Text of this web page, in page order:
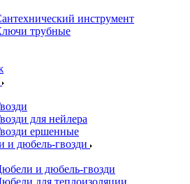
инструмент
трубные
для нейлера
ершенные
и дюбель-гвозди
и дюбель-гвозди
для теплоизоляции